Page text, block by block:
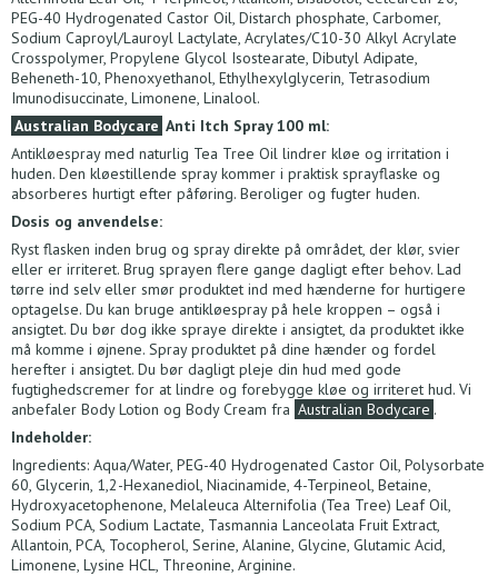
PEG-40 Hydrogenated Castor Oil, Distarch phosphate, Carbomer,
Sodium Caproyl/Lauroyl Lactylate, Acrylates/C10-30 Alkyl Acrylate
Crosspolymer, Propylene Glycol Isostearate, Dibutyl Adipate,
Beheneth-10, Phenoxyethanol, Ethylhexylglycerin, Tetrasodium
Imunodisuccinate, Limonene, Linalool.
Australian Bodycare Anti Itch Spray 100 ml:
Antikløespray med naturlig Tea Tree Oil lindrer kløe og irritation i
huden. Den kløestillende spray kommer i praktisk sprayflaske og
absorberes hurtigt efter påføring. Beroliger og fugter huden.
Dosis og anvendelse:
Ryst flasken inden brug og spray direkte på området, der klør, svier
eller er irriteret. Brug sprayen flere gange dagligt efter behov. Lad
tørre ind selv eller smør produktet ind med hænderne for hurtigere
optagelse. Du kan bruge antikløespray på hele kroppen – også i
ansigtet. Du bør dog ikke spraye direkte i ansigtet, da produktet ikke
må komme i øjnene. Spray produktet på dine hænder og fordel
herefter i ansigtet. Du bør dagligt pleje din hud med gode
fugtighedscremer for at lindre og forebygge kløe og irriteret hud. Vi
anbefaler Body Lotion og Body Cream fra Australian Bodycare .
Indeholder:
Ingredients: Aqua/Water, PEG-40 Hydrogenated Castor Oil, Polysorbate
60, Glycerin, 1,2-Hexanediol, Niacinamide, 4-Terpineol, Betaine,
Hydroxyacetophenone, Melaleuca Alternifolia (Tea Tree) Leaf Oil,
Sodium PCA, Sodium Lactate, Tasmannia Lanceolata Fruit Extract,
Allantoin, PCA, Tocopherol, Serine, Alanine, Glycine, Glutamic Acid,
Limonene, Lysine HCL, Threonine, Arginine.